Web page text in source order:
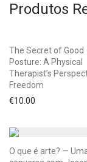
Produtos
The Secret of Good
Posture: A Physical
Therapist’s
Freedom
€10.00
O que é arte? —